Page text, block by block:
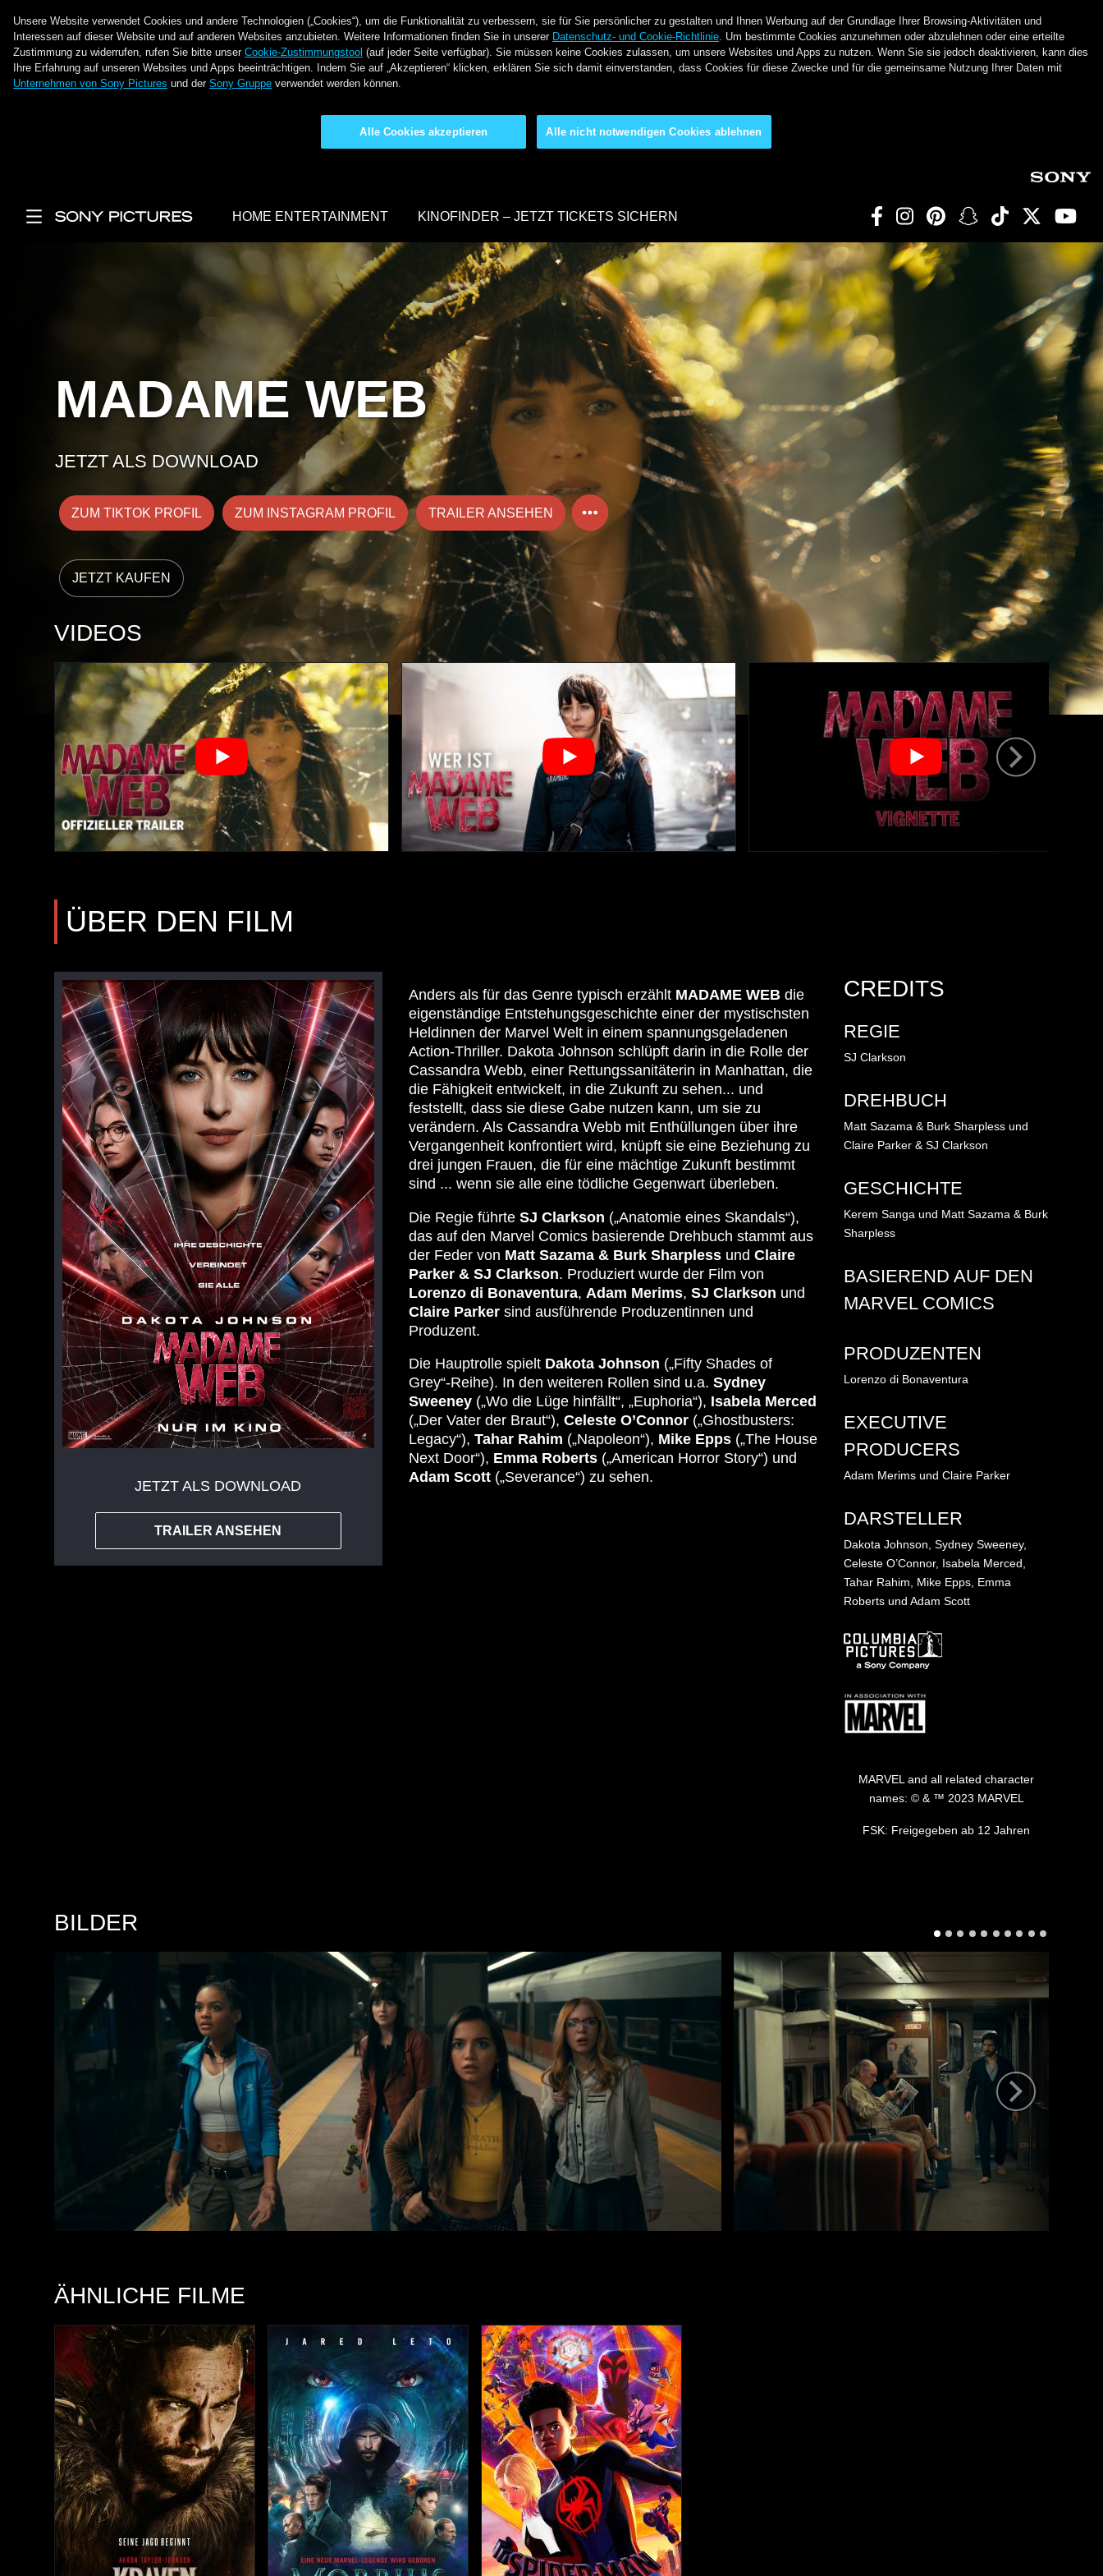
Unsere Website verwendet Cookies und andere Technologien („Cookies“), um die Funktionalität zu verbessern, sie für Sie persönlicher zu gestalten und Ihnen Werbung auf der Grundlage Ihrer Browsing-Aktivitäten und
Interessen auf dieser Website und auf anderen Websites anzubieten. Weitere Informationen finden Sie in unserer Datenschutz- und Cookie-Richtlinie. Um bestimmte Cookies anzunehmen oder abzulehnen oder eine erteilte
Zustimmung zu widerrufen, rufen Sie bitte unser Cookie-Zustimmungstool (auf jeder Seite verfügbar). Sie müssen keine Cookies zulassen, um unsere Websites und Apps zu nutzen. Wenn Sie sie jedoch deaktivieren, kann dies
Ihre Erfahrung auf unseren Websites und Apps beeinträchtigen. Indem Sie auf „Akzeptieren“ klicken, erklären Sie sich damit einverstanden, dass Cookies für diese Zwecke und für die gemeinsame Nutzung Ihrer Daten mit
Unternehmen von Sony Pictures und der Sony Gruppe verwendet werden können.
Alle nicht notwendigen Cookies ablehnen
Alle Cookies akzeptieren
HOME ENTERTAINMENT KINOFINDER – JETZT TICKETS SICHERN Social Links
MADAME WEB
JETZT ALS DOWNLOAD
ZUM TIKTOK PROFIL ZUM INSTAGRAM PROFIL TRAILER ANSEHEN
VIDEOS
ÜBER DEN FILM
JETZT ALS DOWNLOAD
TRAILER ANSEHEN
Anders als für das Genre typisch erzählt MADAME WEBdie
eigenständige Entstehungsgeschichte einer der mystischsten
Heldinnen der Marvel Welt in einem spannungsgeladenen
Action-Thriller. Dakota Johnson schlüpft darin in die Rolle der
Cassandra Webb, einer Rettungssanitäterin in Manhattan, die
die Fähigkeit entwickelt, in die Zukunft zu sehen... und
feststellt, dass sie diese Gabe nutzen kann, um sie zu
verändern. Als Cassandra Webb mit Enthüllungen über ihre
Vergangenheit konfrontiert wird, knüpft sie eine Beziehung zu
drei jungen Frauen, die für eine mächtige Zukunft bestimmt
sind ... wenn sie alle eine tödliche Gegenwart überleben.
Die Regie führte SJ Clarkson („Anatomie eines Skandals“),
das auf den Marvel Comics basierende Drehbuch stammt aus
der Feder von Matt Sazama & Burk Sharplessund Claire
Parker & SJ Clarkson. Produziert wurde der Film von
Lorenzo di Bonaventura, Adam Merims, SJ Clarkson und
Claire Parker sind ausführende Produzentinnen und
Produzent.
Die Hauptrolle spielt Dakota Johnson („Fifty Shades of
Grey“-Reihe). In den weiteren Rollen sind u.a. Sydney
Sweeney(„Wo die Lüge hinfällt“, „Euphoria“), Isabela Merced
(„Der Vater der Braut“), Celeste O’Connor(„Ghostbusters:
Legacy“), Tahar Rahim („Napoleon“), Mike Epps(„The House
Next Door“), Emma Roberts(„American Horror Story“) und
Adam Scott(„Severance“) zu sehen.
CREDITS
REGIE
SJ Clarkson
DREHBUCH
Matt Sazama & Burk Sharpless und
Claire Parker & SJ Clarkson
GESCHICHTE
Kerem Sanga und Matt Sazama & Burk
Sharpless
BASIEREND AUF DEN
MARVEL COMICS
PRODUZENTEN
Lorenzo di Bonaventura
EXECUTIVE
PRODUCERS
Adam Merims und Claire Parker
DARSTELLER
Dakota Johnson, Sydney Sweeney,
Celeste O’Connor, Isabela Merced,
Tahar Rahim, Mike Epps, Emma
Roberts und Adam Scott
Bild
MARVEL and all related character
names: © & ™ 2023 MARVEL
FSK: Freigegeben ab 12 Jahren
BILDER
ÄHNLICHE FILME